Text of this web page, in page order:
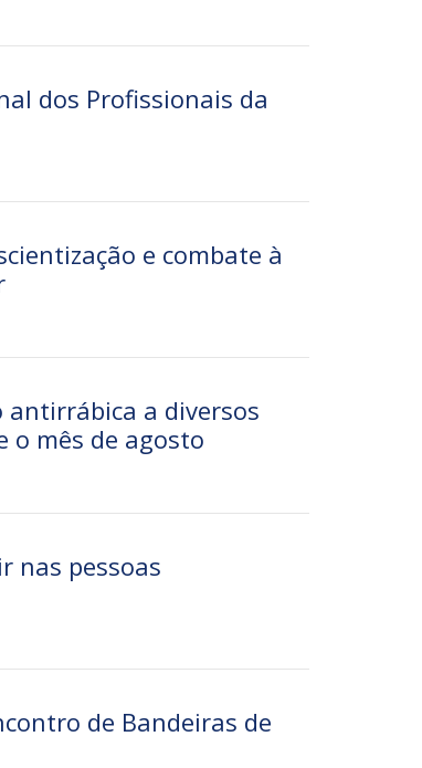
dos Profissionais da
e combate à
antirrábica a diversos
o mês de agosto
nas pessoas
de Bandeiras de